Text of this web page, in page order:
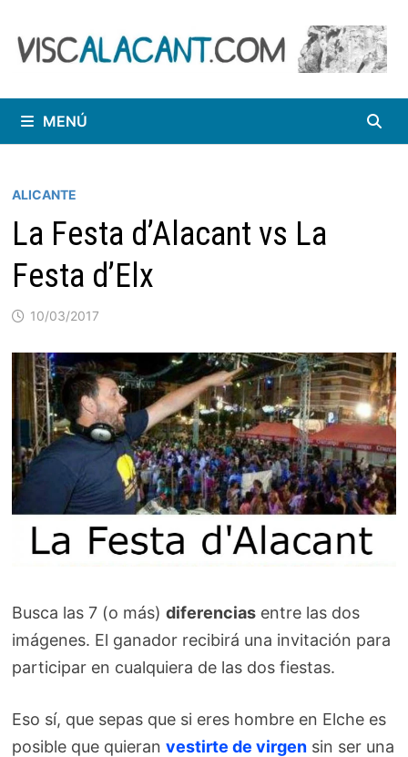
contenido
MENÚ
ALICANTE
La Festa d’Alacant vs La
Festa d’Elx
10/03/2017
Busca las 7 (o más)diferencias entre las dos
imágenes. El ganador recibirá una invitación para
participar en cualquiera de las dos fiestas.
Eso sí, que sepas que si eres hombre en Elche es
posible que quieranvestirte de virgen sin ser una